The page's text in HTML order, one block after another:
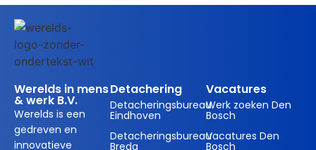
Werelds in mens
& werk B.V.
Werelds is een
gedreven en
innovatieve
Detachering
Detacheringsbureau
Eindhoven
Detacheringsbureau
Breda
Vacatures
Werk zoeken Den
Bosch
Vacatures Den
Bosch